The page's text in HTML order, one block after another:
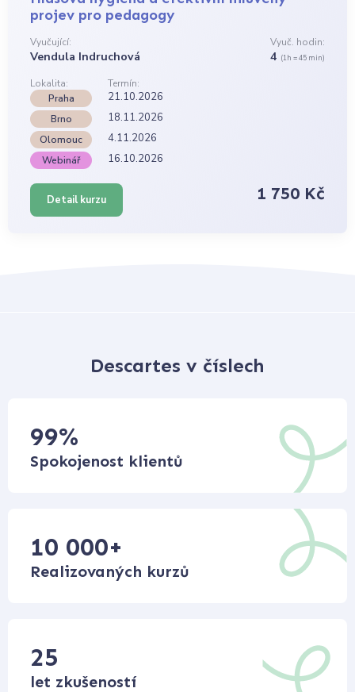
projev pro pedagogy
Vyučující:
Vendula Indruchová
Vyuč. hodin:
4 (1h = 45 min)
Lokalita:
Termín:
Praha
21.10.2026
Brno 18.11.2026
Olomouc 4.11.2026
Webinář 16.10.2026
Detail kurzu 1 750 Kč
Descartes v číslech
99%
Spokojenost klientů
10 000+
Realizovaných kurzů
25
let zkušeností